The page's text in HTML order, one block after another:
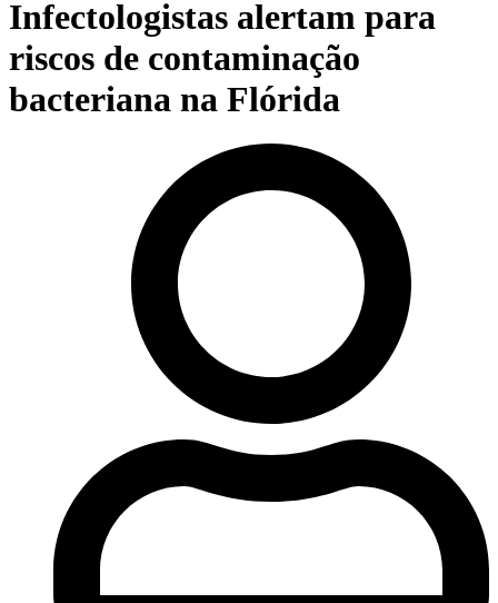
Infectologistas alertam para
riscos de contaminação
bacteriana na Flórida